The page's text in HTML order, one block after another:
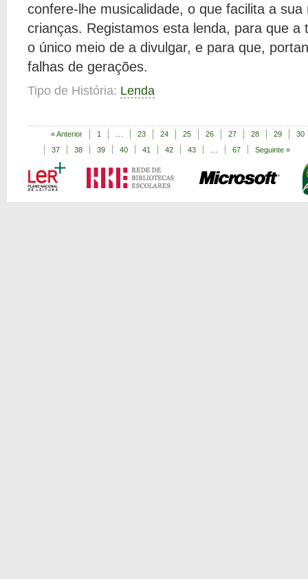
confere-lhe musicalidade, o que facilita a sua
crianças. Registamos esta lenda, para que a
o único meio de a divulgar, e para que,
falhas de gerações.
Tipo de História: Lenda
« Anterior 1 23 24 25 26 27 28 29
30
37
38 39 40 41 42 43 67 Seguinte »